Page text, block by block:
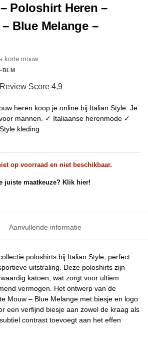
Poloshirt Heren –
Blue Melange –
korte mouw
BLM
Score 4,9
heren koop je online bij Italian Style. Je
mannen. ✓ Italiaanse herenmode ✓
kleding
op voorraad en niet beschikbaar.
juiste maatkeuze? Klik hier!
Aanvullende informatie
poloshirts bij Italian Style, perfect
uitstraling. Deze poloshirts zijn
katoen, wat zorgt voor ultiem
vermogen. Het ontwerp van de
Mouw – Blue Melange met biesje en logo
een verfijnd biesje aan zowel de kraag als
contrast toevoegt aan het effen